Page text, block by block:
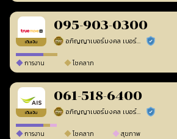
เติมเงิน
095-903-0300
อภิญญาเบอร์มงคล เบอร์สวยเลขศาสตร์ ร้านยืนยันแล้ว
การงาน โชคลาภ
เติมเงิน
061-518-6400
อภิญญาเบอร์มงคล เบอร์สวยเลขศาสตร์ ร้านยืนยันแล้ว
การงาน โชคลาภ สุขภาพ